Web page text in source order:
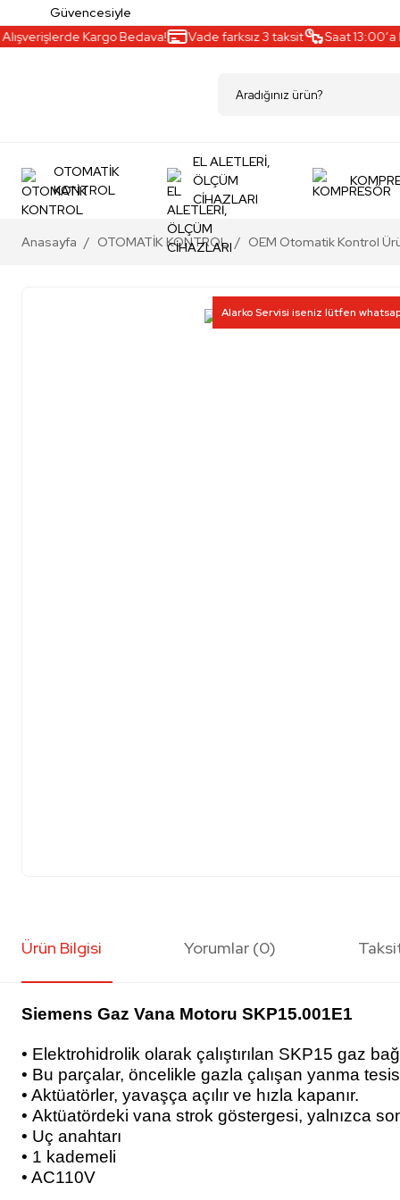
Güvencesiyle
Kargo Bedava! Vade farksız 3 taksit Saat 13:00’a
OTOMATİK
KONTROL
EL ALETLERİ,
ÖLÇÜM
CİHAZLARI
Anasayfa OTOMATİK KONTROL OEM Otomatik Kontrol
Alarko Servisi iseniz lütfen
Ürün Bilgisi Yorumlar (0)
Siemens Gaz Vana Motoru SKP15.001E1
• Elektrohidrolik olarak çalıştırılan SKP15 gaz
• Bu parçalar, öncelikle gazla çalışan yanma
• Aktüatörler, yavaşça açılır ve hızla kapanır.
• Aktüatördeki vana strok göstergesi, yalnızca
• Uç anahtarı
• 1 kademeli
• AC110V